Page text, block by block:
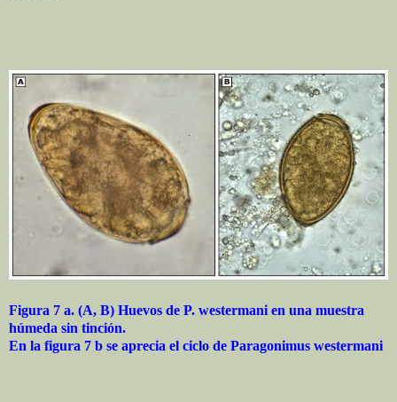
Figura 7 a. (A, B) Huevos de P. westermani en una muestra
húmeda sin tinción.
En la figura 7 b se aprecia el ciclo de Paragonimus westermani